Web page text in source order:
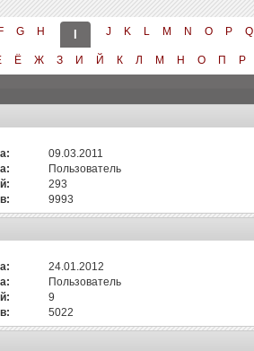
F G H J K M N O P Q
Ё Ж З И Й К Л М Н О П Р
09.03.2011
Пользователь
293
9993
24.01.2012
Пользователь
9
5022